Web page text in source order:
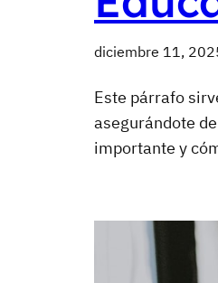
diciembre 11,
Este párrafo
asegurándote
importante y